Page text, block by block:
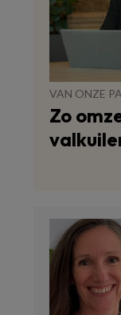
VAN ONZE
Zo